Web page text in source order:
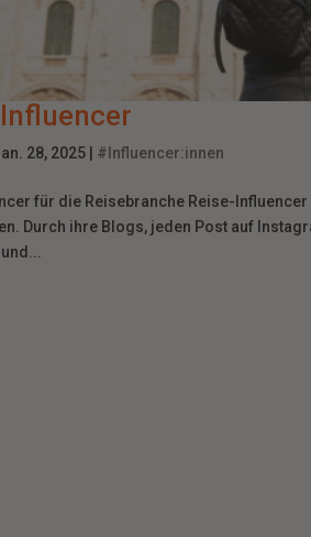
28, 2025 #Influencer:innen
für die Reisebranche Reise-
Durch ihre Blogs, jeden Post auf